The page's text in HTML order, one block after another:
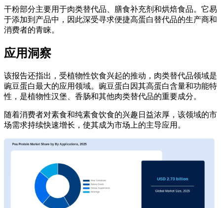
干粉部分主要用于肉类替代品、膳食补充剂和烘焙食品。它易
于添加到产品中，因此深受寻求便捷高蛋白替代品的生产商和
消费者的青睐。
应用洞察
该报告还指出，受植物性饮食兴起的推动，肉类替代品领域是
豌豆蛋白最大的应用领域。豌豆蛋白因其高蛋白含量和功能特
性，是植物性汉堡、香肠和其他肉类替代品的重要成分。
随着消费者对素食和纯素食饮食的兴趣日益浓厚，该领域的市
场需求持续快速增长，使其成为市场上的主导应用。